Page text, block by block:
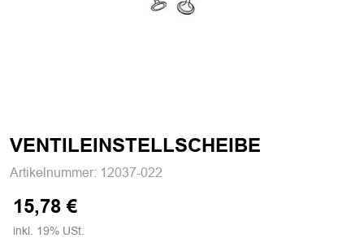
VENTILEINSTELLSCHEIBE
Artikelnummer: 12037-022
15,78 €
inkl. 19% USt.